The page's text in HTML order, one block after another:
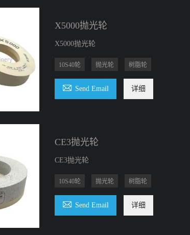
X5000抛光轮
X5000抛光轮
10S40轮 抛光轮 树脂轮
 Send Email 详细
CE3抛光轮
CE3抛光轮
10S40轮 抛光轮 树脂轮
 Send Email 详细